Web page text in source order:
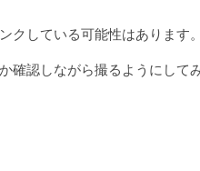
している可能性はあります。
認しながら撮るようにして